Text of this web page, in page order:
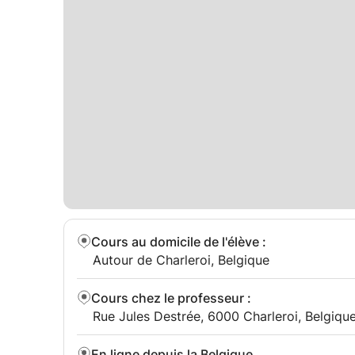
Cours au domicile de l'élève :
Autour de Charleroi, Belgique
Cours chez le professeur :
Rue Jules Destrée, 6000 Charleroi,